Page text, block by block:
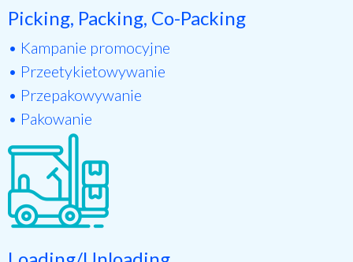
Picking, Packing, Co-Packing
• Kampanie promocyjne
• Przeetykietowywanie
• Przepakowywanie
• Pakowanie